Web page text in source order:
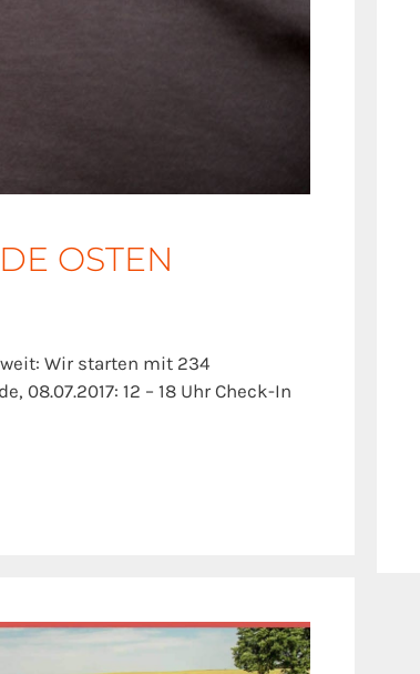
OSTEN
Wir starten mit 234
08.07.2017: 12 – 18 Uhr Check-In